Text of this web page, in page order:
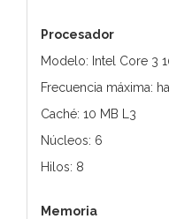
Procesador
Modelo: Intel Core 3
Frecuencia máxima:
Caché: 10 MB L3
Núcleos: 6
Hilos: 8
Memoria